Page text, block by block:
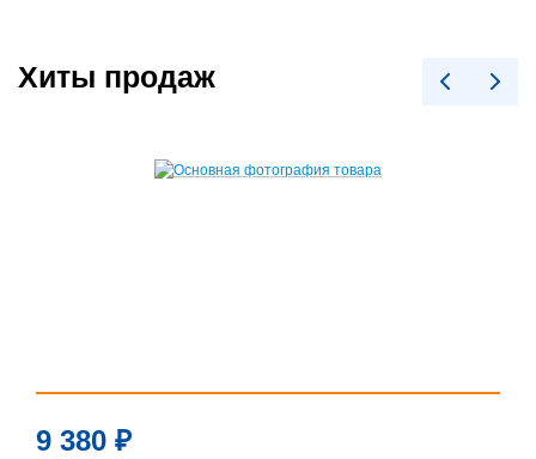
Хиты продаж
9 380 ₽